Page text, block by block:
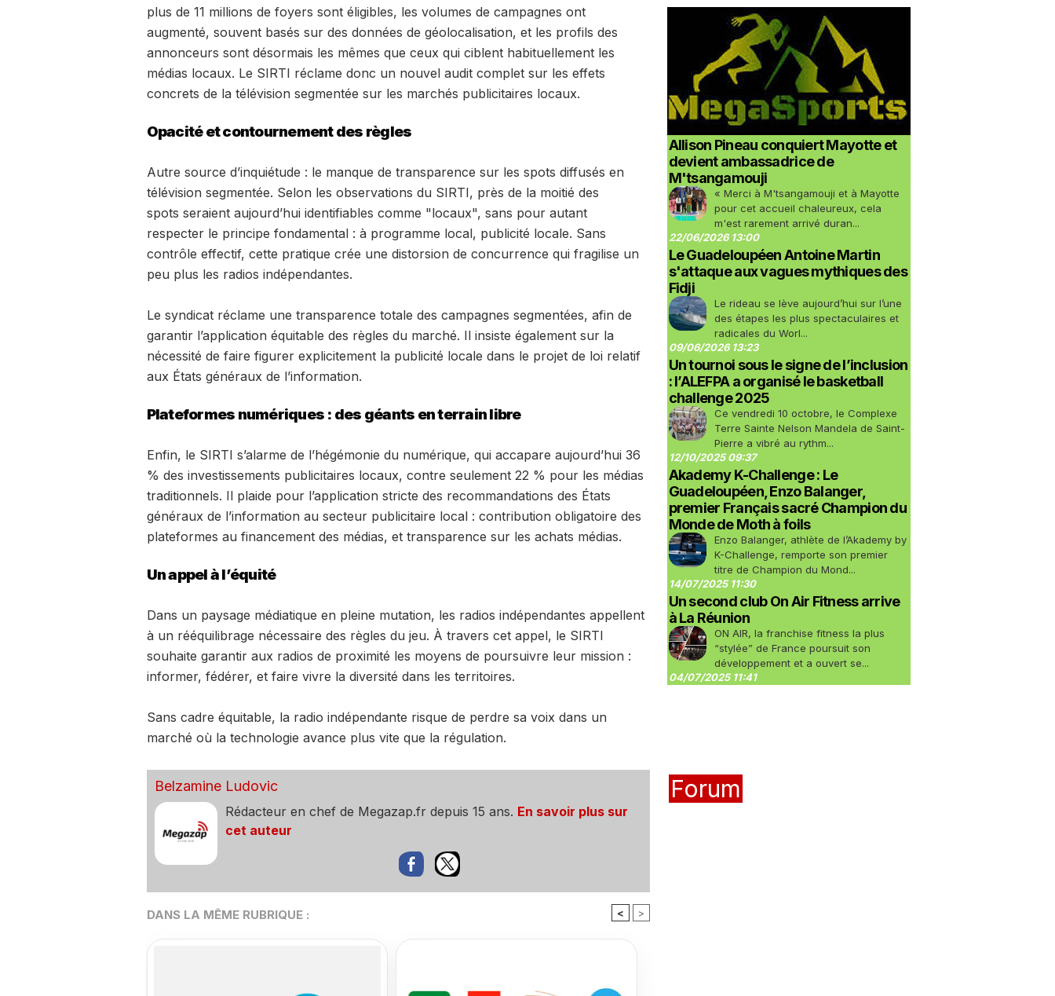
plus de 11 millions de foyers sont éligibles, les volumes de campagnes ont
augmenté, souvent basés sur des données de géolocalisation, et les profils des
annonceurs sont désormais les mêmes que ceux qui ciblent habituellement les
médias locaux. Le SIRTI réclame donc un nouvel audit complet sur les effets
concrets de la télévision segmentée sur les marchés publicitaires locaux.
Opacité et contournement des règles
Autre source d’inquiétude : le manque de transparence sur les spots diffusés en
télévision segmentée. Selon les observations du SIRTI, près de la moitié des
spots seraient aujourd’hui identifiables comme "locaux", sans pour autant
respecter le principe fondamental : à programme local, publicité locale. Sans
contrôle effectif, cette pratique crée une distorsion de concurrence qui fragilise un
peu plus les radios indépendantes.
Le syndicat réclame une transparence totale des campagnes segmentées, afin de
garantir l’application équitable des règles du marché. Il insiste également sur la
nécessité de faire figurer explicitement la publicité locale dans le projet de loi relatif
aux États généraux de l’information.
Plateformes numériques : des géants en terrain libre
Enfin, le SIRTI s’alarme de l’hégémonie du numérique, qui accapare aujourd’hui 36
% des investissements publicitaires locaux, contre seulement 22 % pour les médias
traditionnels. Il plaide pour l’application stricte des recommandations des États
généraux de l’information au secteur publicitaire local : contribution obligatoire des
plateformes au financement des médias, et transparence sur les achats médias.
Un appel à l’équité
Dans un paysage médiatique en pleine mutation, les radios indépendantes appellent
à un rééquilibrage nécessaire des règles du jeu. À travers cet appel, le SIRTI
souhaite garantir aux radios de proximité les moyens de poursuivre leur mission :
informer, fédérer, et faire vivre la diversité dans les territoires.
Sans cadre équitable, la radio indépendante risque de perdre sa voix dans un
marché où la technologie avance plus vite que la régulation.
Belzamine Ludovic
Rédacteur en chef de Megazap.fr depuis 15 ans. En savoir plus sur
cet auteur
DANS LA MÊME RUBRIQUE : < >
Allison Pineau conquiert Mayotte et
devient ambassadrice de
M'tsangamouji
« Merci à M'tsangamouji et à Mayotte
pour cet accueil chaleureux, cela
m'est rarement arrivé duran...
22/06/2026 13:00
Le Guadeloupéen Antoine Martin
s'attaque aux vagues mythiques des
Fidji
Le rideau se lève aujourd’hui sur l’une
des étapes les plus spectaculaires et
radicales du Worl...
09/06/2026 13:23
Un tournoi sous le signe de l’inclusion
: l’ALEFPA a organisé le basketball
challenge 2025
Ce vendredi 10 octobre, le Complexe
Terre Sainte Nelson Mandela de Saint-
Pierre a vibré au rythm...
12/10/2025 09:37
Akademy K-Challenge : Le
Guadeloupéen, Enzo Balanger,
premier Français sacré Champion du
Monde de Moth à foils
Enzo Balanger, athlète de l’Akademy by
K-Challenge, remporte son premier
titre de Champion du Mond...
14/07/2025 11:30
Un second club On Air Fitness arrive
à La Réunion
ON AIR, la franchise fitness la plus
“stylée” de France poursuit son
développement et a ouvert se...
04/07/2025 11:41
Forum